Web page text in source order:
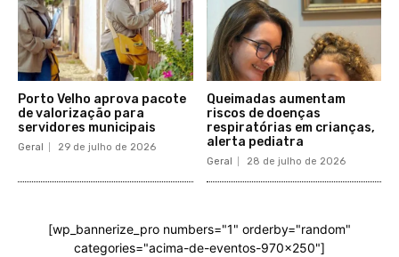
Porto Velho aprova pacote
de valorização para
servidores municipais
Geral 29 de julho de 2026
Queimadas aumentam
riscos de doenças
respiratórias em crianças,
alerta pediatra
Geral 28 de julho de 2026
[wp_bannerize_pro numbers="1" orderby="random"
categories="acima-de-eventos-970x250"]